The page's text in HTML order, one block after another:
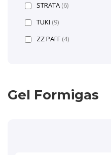
Gel Formigas
STRATA (6)
TUKI (9)
ZZ PAFF (4)